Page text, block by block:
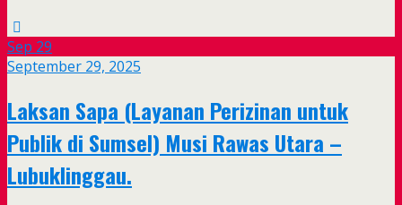
Sep 29
September 29, 2025
Laksan Sapa (Layanan Perizinan untuk
Publik di Sumsel) Musi Rawas Utara –
Lubuklinggau.